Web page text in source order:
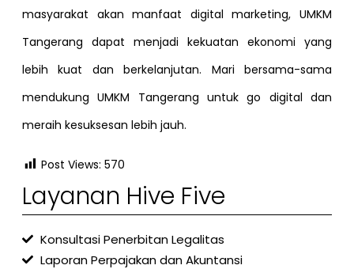
masyarakat akan manfaat digital marketing, UMKM
Tangerang dapat menjadi kekuatan ekonomi yang
lebih kuat dan berkelanjutan. Mari bersama-sama
mendukung UMKM Tangerang untuk go digital dan
meraih kesuksesan lebih jauh.
Post Views: 570
Layanan Hive Five
Konsultasi Penerbitan Legalitas
Laporan Perpajakan dan Akuntansi